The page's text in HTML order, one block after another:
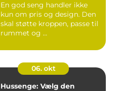
En god seng handler ikke
kun om pris og design. Den
skal støtte kroppen, passe til
rummet og ...
06. okt
Hussenge: Vælg den